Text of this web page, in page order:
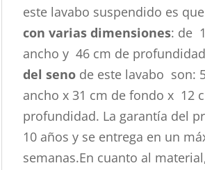
este lavabo suspendido es
con varias dimensiones: de
ancho y 46 cm de
del seno de este lavabo son:
ancho x 31 cm de fondo x 12
profundidad. La garantía del
10 años y se entrega en un
semanas.En cuanto al